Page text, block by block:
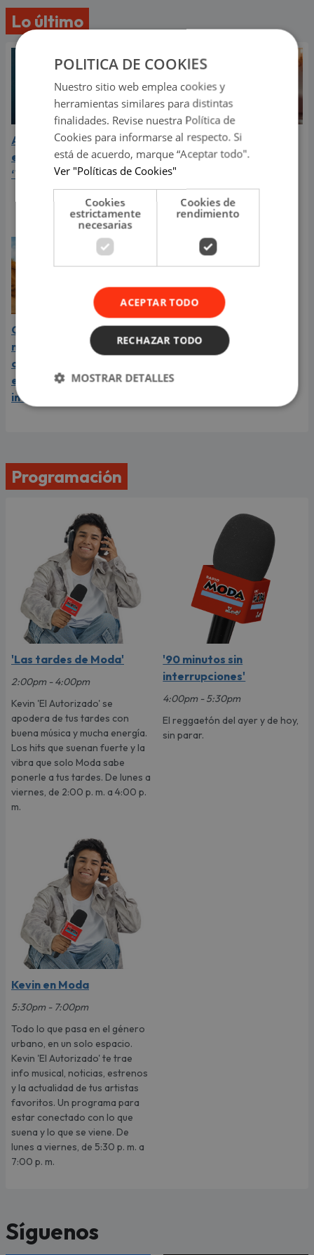
Lo último
Aria Vega conquista con
el lanzamiento de
‘Tototo (+4)’
¿Greeicy está
embarazada de su
segundo hijo? Mike Bahía
compartió revelador
video
Carín León está en el
mejor momento de su
carrera y llega a Lima en
el año de su consagración
internacional
Programación
'Las tardes de Moda'
2:00pm - 4:00pm
Kevin 'El Autorizado' se
apodera de tus tardes con
buena música y mucha energía.
Los hits que suenan fuerte y la
vibra que solo Moda sabe
ponerle a tus tardes. De lunes a
viernes, de 2:00 p. m. a 4:00 p.
m.
'90 minutos sin
interrupciones'
4:00pm - 5:30pm
El reggaetón del ayer y de hoy,
sin parar.
Kevin en Moda
5:30pm - 7:00pm
Todo lo que pasa en el género
urbano, en un solo espacio.
Kevin 'El Autorizado' te trae
info musical, noticias, estrenos
y la actualidad de tus artistas
favoritos. Un programa para
estar conectado con lo que
suena y lo que se viene. De
lunes a viernes, de 5:30 p. m. a
7:00 p. m.
Síguenos
POLITICA DE COOKIES
Nuestro sitio web emplea cookies y
herramientas similares para distintas
finalidades. Revise nuestra Política de
Cookies para informarse al respecto. Si
está de acuerdo, marque “Aceptar todo".
Ver "Políticas de Cookies"
Cookies
estrictamente
necesarias
Cookies de
rendimiento
ACEPTAR TODO
RECHAZAR TODO
MOSTRAR DETALLES